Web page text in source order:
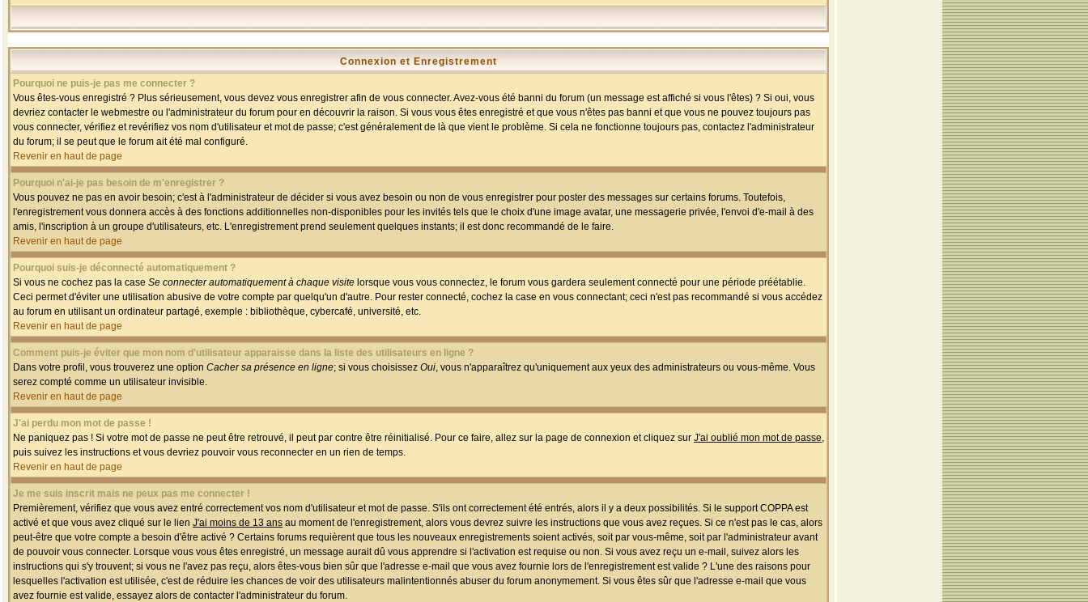
Connexion et Enregistrement
Pourquoi ne puis-je pas me connecter ?
Vous êtes-vous enregistré ? Plus sérieusement, vous devez vous enregistrer afin de vous connecter. Avez-vous été banni du forum (un message est affiché si vous l'êtes) ? Si oui, vous
devriez contacter le webmestre ou l'administrateur du forum pour en découvrir la raison. Si vous vous êtes enregistré et que vous n'êtes pas banni et que vous ne pouvez toujours pas
vous connecter, vérifiez et revérifiez vos nom d'utilisateur et mot de passe; c'est généralement de là que vient le problème. Si cela ne fonctionne toujours pas, contactez l'administrateur
du forum; il se peut que le forum ait été mal configuré.
Revenir en haut de page
Pourquoi n'ai-je pas besoin de m'enregistrer ?
Vous pouvez ne pas en avoir besoin; c'est à l'administrateur de décider si vous avez besoin ou non de vous enregistrer pour poster des messages sur certains forums. Toutefois,
l'enregistrement vous donnera accès à des fonctions additionnelles non-disponibles pour les invités tels que le choix d'une image avatar, une messagerie privée, l'envoi d'e-mail à des
amis, l'inscription à un groupe d'utilisateurs, etc. L'enregistrement prend seulement quelques instants; il est donc recommandé de le faire.
Revenir en haut de page
Pourquoi suis-je déconnecté automatiquement ?
Si vous ne cochez pas la case Se connecter automatiquement à chaque visite lorsque vous vous connectez, le forum vous gardera seulement connecté pour une période préétablie.
Ceci permet d'éviter une utilisation abusive de votre compte par quelqu'un d'autre. Pour rester connecté, cochez la case en vous connectant; ceci n'est pas recommandé si vous accédez
au forum en utilisant un ordinateur partagé, exemple : bibliothèque, cybercafé, université, etc.
Revenir en haut de page
Comment puis-je éviter que mon nom d'utilisateur apparaisse dans la liste des utilisateurs en ligne ?
Dans votre profil, vous trouverez une option Cacher sa présence en ligne; si vous choisissez Oui, vous n'apparaîtrez qu'uniquement aux yeux des administrateurs ou vous-même. Vous
serez compté comme un utilisateur invisible.
Revenir en haut de page
J'ai perdu mon mot de passe !
Ne paniquez pas ! Si votre mot de passe ne peut être retrouvé, il peut par contre être réinitialisé. Pour ce faire, allez sur la page de connexion et cliquez sur J'ai oublié mon mot de passe,
puis suivez les instructions et vous devriez pouvoir vous reconnecter en un rien de temps.
Revenir en haut de page
Je me suis inscrit mais ne peux pas me connecter !
Premièrement, vérifiez que vous avez entré correctement vos nom d'utilisateur et mot de passe. S'ils ont correctement été entrés, alors il y a deux possibilités. Si le support COPPA est
activé et que vous avez cliqué sur le lien J'ai moins de 13 ans au moment de l'enregistrement, alors vous devrez suivre les instructions que vous avez reçues. Si ce n'est pas le cas, alors
peut-être que votre compte a besoin d'être activé ? Certains forums requièrent que tous les nouveaux enregistrements soient activés, soit par vous-même, soit par l'administrateur avant
de pouvoir vous connecter. Lorsque vous vous êtes enregistré, un message aurait dû vous apprendre si l'activation est requise ou non. Si vous avez reçu un e-mail, suivez alors les
instructions qui s'y trouvent; si vous ne l'avez pas reçu, alors êtes-vous bien sûr que l'adresse e-mail que vous avez fournie lors de l'enregistrement est valide ? L'une des raisons pour
lesquelles l'activation est utilisée, c'est de réduire les chances de voir des utilisateurs malintentionnés abuser du forum anonymement. Si vous êtes sûr que l'adresse e-mail que vous
avez fournie est valide, essayez alors de contacter l'administrateur du forum.